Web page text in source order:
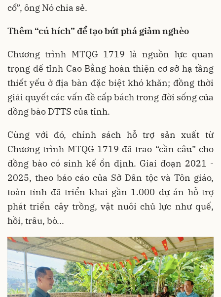
cố”, ông Nó chia sẻ.
Thêm “cú hích” để tạo bứt phá giảm nghèo
Chương trình MTQG 1719 là nguồn lực quan
trọng để tỉnh Cao Bằng hoàn thiện cơ sở hạ tầng
thiết yếu ở địa bàn đặc biệt khó khăn; đồng thời
giải quyết các vấn đề cấp bách trong đời sống của
đồng bào DTTS của tỉnh.
Cùng với đó, chính sách hỗ trợ sản xuất từ
Chương trình MTQG 1719 đã trao “cần câu” cho
đồng bào có sinh kế ổn định. Giai đoạn 2021 -
2025, theo báo cáo của Sở Dân tộc và Tôn giáo,
toàn tỉnh đã triển khai gần 1.000 dự án hỗ trợ
phát triển cây trồng, vật nuôi chủ lực như quế,
hồi, trâu, bò...